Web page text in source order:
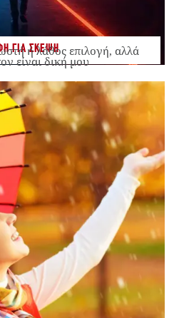
ΓΙΑ ΣΚΕΨΗ
ή λάθος επιλογή, αλλά
είναι δική μου